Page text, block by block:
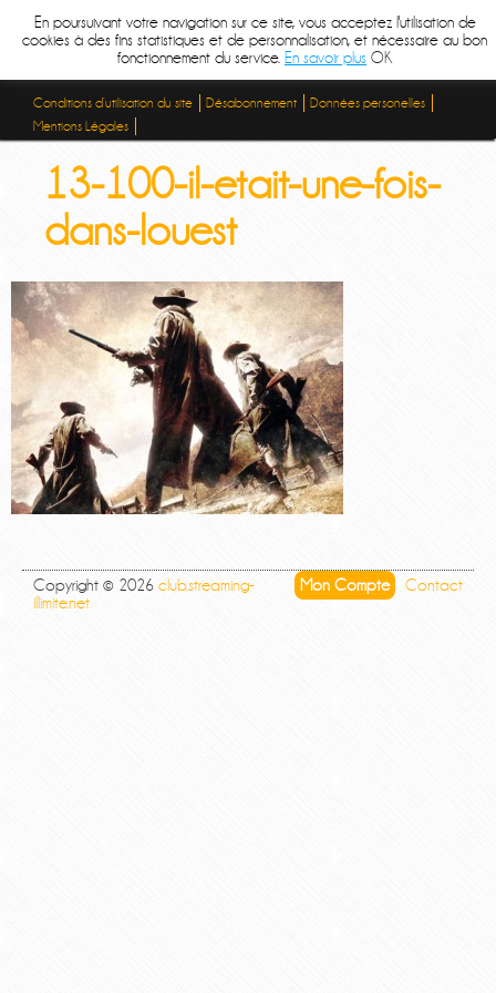
Conditions d’utilisation du site Désabonnement
Données personelles
Mentions Légales
13-100-il-etait-une-fois-
dans-louest
Mon Compte Contact
Copyright © 2026 club.streaming-
illimite.net
En poursuivant votre navigation sur ce site, vous acceptez l'utilisation de
cookies à des fins statistiques et de personnalisation, et nécessaire au bon
fonctionnement du service. En savoir plus OK